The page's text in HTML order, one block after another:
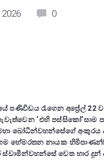
0
පණිවිඩය රැගෙන අප්‍රේල් 22
‘එහි පස්සිකෝ’සාම
බෝධීන්වහන්සේගේ අංකුරය
හේමරතන නායක
ස්වාමීන්වහන්සේ වෙත භාර දුන්